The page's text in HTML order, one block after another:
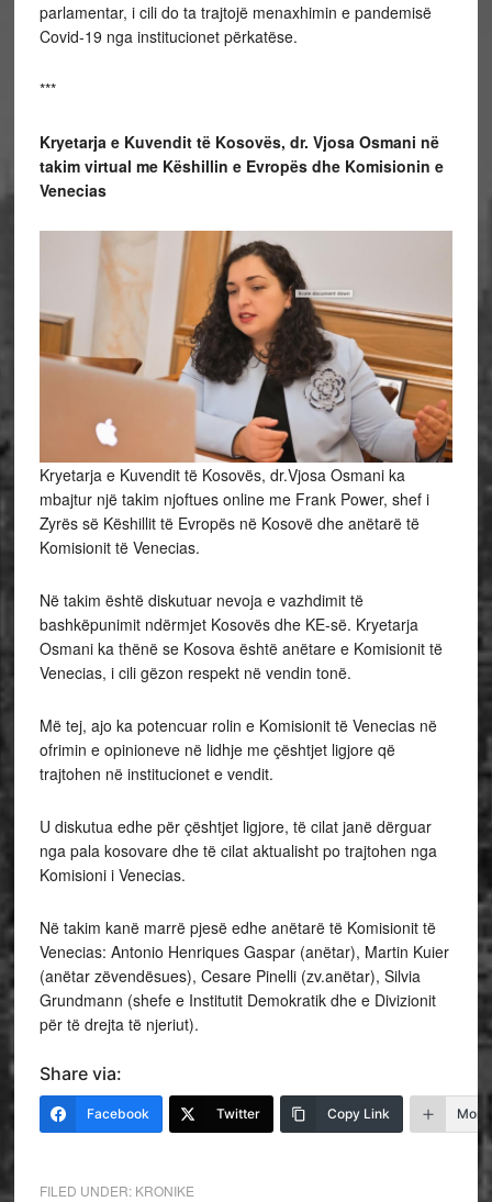
parlamentar, i cili do ta trajtojë menaxhimin e pandemisë
Covid-19 nga institucionet përkatëse. ​
***
Kryetarja e Kuvendit të Kosovës, dr. Vjosa Osmani në
takim virtual me Këshillin e Evropës dhe Komisionin e
Venecias
Kryetarja e Kuvendit të Kosovës, dr.Vjosa Osmani ka
mbajtur një takim njoftues online me Frank Power, shef i
Zyrës së Këshillit të Evropës në Kosovë dhe anëtarë të
Komisionit të Venecias.
Në takim është diskutuar nevoja e vazhdimit të
bashkëpunimit ndërmjet Kosovës dhe KE-së. Kryetarja
Osmani ka thënë se Kosova është anëtare e Komisionit të
Venecias, i cili gëzon respekt në vendin tonë.
Më tej, ajo ka potencuar rolin e Komisionit të Venecias në
ofrimin e opinioneve në lidhje me çështjet ligjore që
trajtohen në institucionet e vendit.
U diskutua edhe për çështjet ligjore, të cilat janë dërguar
nga pala kosovare dhe të cilat aktualisht po trajtohen nga
Komisioni i Venecias.
Në takim kanë marrë pjesë edhe anëtarë të Komisionit të
Venecias: Antonio Henriques Gaspar (anëtar), Martin Kuier
(anëtar zëvendësues), Cesare Pinelli (zv.anëtar), Silvia
Grundmann (shefe e Institutit Demokratik dhe e Divizionit
për të drejta të njeriut).​
Share via:
Facebook Twitter Copy Link More
FILED UNDER: KRONIKE